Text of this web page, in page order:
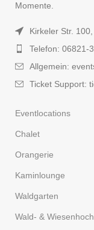
Momente.
Kirkeler Str.
Telefon: 06821-
Allgemein:
Ticket Support:
Eventlocations
Chalet
Orangerie
Kaminlounge
Waldgarten
Wald- &